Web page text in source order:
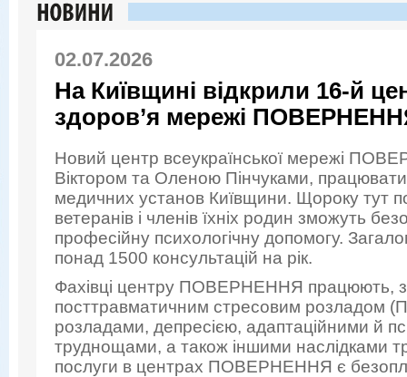
02.07.2026
На Київщині відкрили 16-й
здоров’я мережі
Новий центр всеукраїнської мережі
Віктором та Оленою Пінчуками,
медичних установ Київщини. Щороку тут
ветеранів і членів їхніх родин зможуть
професійну психологічну допомогу.
понад 1500 консультацій на рік.
Фахівці центру ПОВЕРНЕННЯ працюють,
посттравматичним стресовим розладом
розладами, депресією, адаптаційними й
труднощами, а також іншими наслідками
послуги в центрах ПОВЕРНЕННЯ є